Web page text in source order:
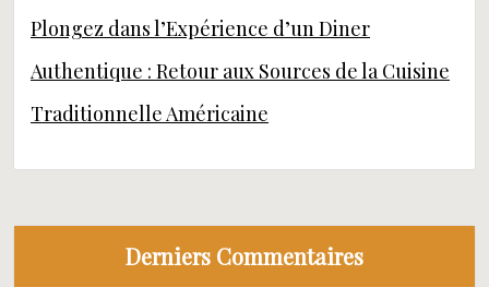
Plongez dans l’Expérience d’un Diner
Authentique : Retour aux Sources de la Cuisine
Traditionnelle Américaine
Derniers Commentaires